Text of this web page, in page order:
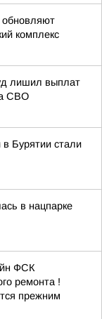
обновляют
комплекс
лишил выплат
СВО
Бурятии стали
в нацпарке
ФСК
ремонта !
прежним